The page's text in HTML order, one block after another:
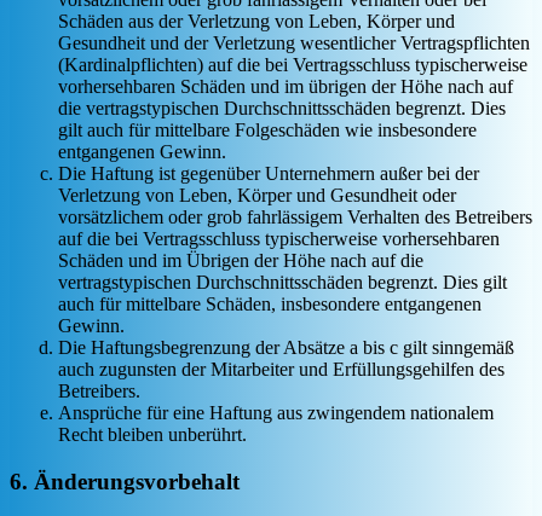
Schäden aus der Verletzung von Leben, Körper und
Gesundheit und der Verletzung wesentlicher Vertragspflichten
(Kardinalpflichten) auf die bei Vertragsschluss typischerweise
vorhersehbaren Schäden und im übrigen der Höhe nach auf
die vertragstypischen Durchschnittsschäden begrenzt. Dies
gilt auch für mittelbare Folgeschäden wie insbesondere
entgangenen Gewinn.
Die Haftung ist gegenüber Unternehmern außer bei der
Verletzung von Leben, Körper und Gesundheit oder
vorsätzlichem oder grob fahrlässigem Verhalten des Betreibers
auf die bei Vertragsschluss typischerweise vorhersehbaren
Schäden und im Übrigen der Höhe nach auf die
vertragstypischen Durchschnittsschäden begrenzt. Dies gilt
auch für mittelbare Schäden, insbesondere entgangenen
Gewinn.
Die Haftungsbegrenzung der Absätze a bis c gilt sinngemäß
auch zugunsten der Mitarbeiter und Erfüllungsgehilfen des
Betreibers.
Ansprüche für eine Haftung aus zwingendem nationalem
Recht bleiben unberührt.
6. Änderungsvorbehalt